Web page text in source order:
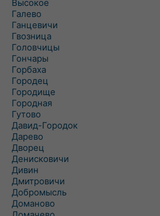
Высокое
Галево
Ганцевичи
Гвозница
Головчицы
Гончары
Горбаха
Городец
Городище
Городная
Гутово
Давид-Городок
Дарево
Дворец
Денисковичи
Дивин
Дмитровичи
Добромысль
Доманово